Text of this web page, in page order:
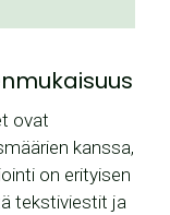
ovat
kanssa,
on erityisen
tekstiviestit ja